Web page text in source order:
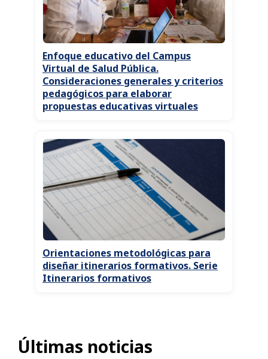
Enfoque educativo del Campus
Virtual de Salud Pública.
Consideraciones generales y criterios
pedagógicos para elaborar
propuestas educativas virtuales
Orientaciones metodológicas para
diseñar itinerarios formativos. Serie
Itinerarios formativos
Últimas noticias